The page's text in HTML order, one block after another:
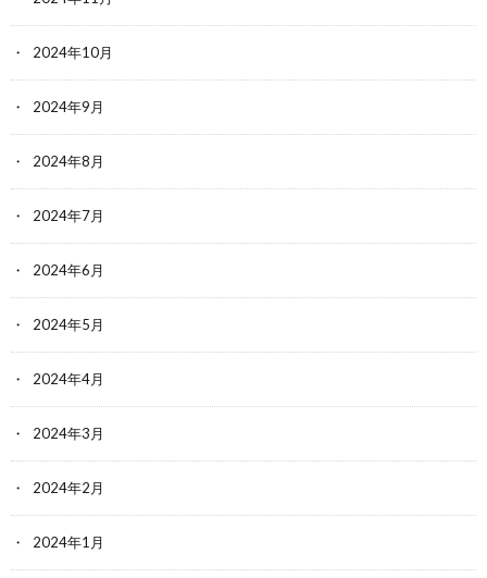
2024年10月
2024年9月
2024年8月
2024年7月
2024年6月
2024年5月
2024年4月
2024年3月
2024年2月
2024年1月